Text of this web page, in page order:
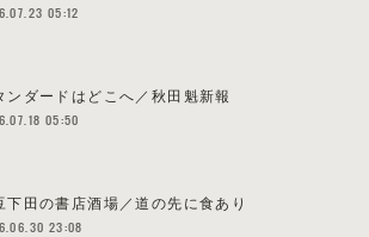
05:12
ンダードはどこへ／秋田魁新報
05:50
下田の書店酒場／道の先に食あり
23:08